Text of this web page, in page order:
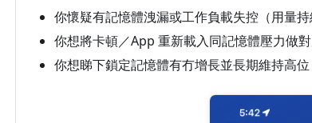
你懷疑有記憶體洩漏或工作負載失控（用量持
你想將卡頓／App 重新載入同記憶體壓力做對
你想睇下鎖定記憶體有冇增長並長期維持高位